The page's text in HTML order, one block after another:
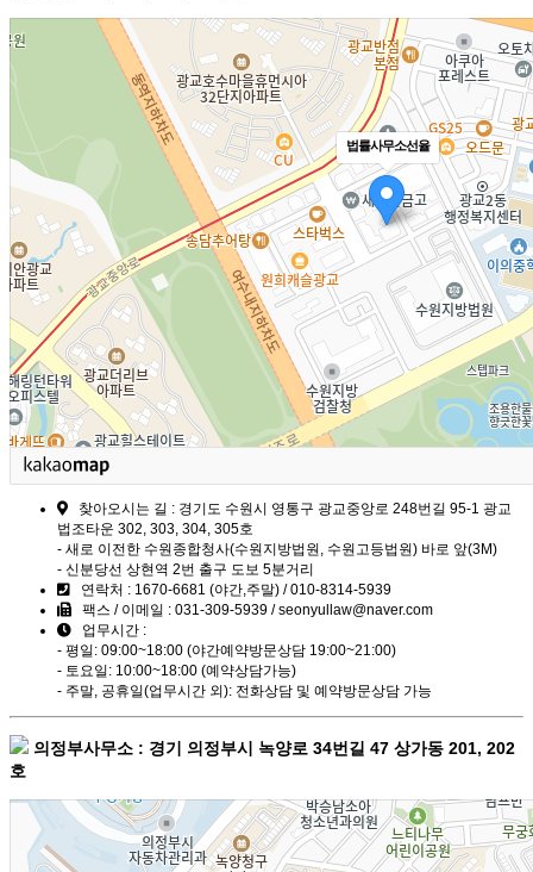
법률사무소선율
찾아오시는 길 : 경기도 수원시 영통구 광교중앙로 248번길 95-1 광교
법조타운 302, 303, 304, 305호
- 새로 이전한 수원종합청사(수원지방법원, 수원고등법원) 바로 앞(3M)
- 신분당선 상현역 2번 출구 도보 5분거리
연락처 : 1670-6681 (야간,주말) / 010-8314-5939
팩스 / 이메일 : 031-309-5939 / seonyullaw@naver.com
업무시간 :
- 평일: 09:00~18:00 (야간예약방문상담 19:00~21:00)
- 토요일: 10:00~18:00 (예약상담가능)
- 주말, 공휴일(업무시간 외): 전화상담 및 예약방문상담 가능
의정부사무소 : 경기 의정부시 녹양로 34번길 47 상가동 201, 202
호